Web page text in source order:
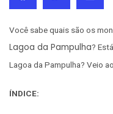
Você sabe quais são os
Lagoa da Pampulha?
Lagoa da Pampulha? Veio
ÍNDICE: